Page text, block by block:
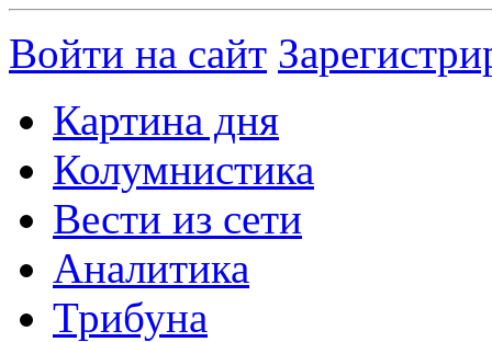
Войти на сайт
Картина дня
Колумнистика
Вести из сети
Аналитика
Трибуна